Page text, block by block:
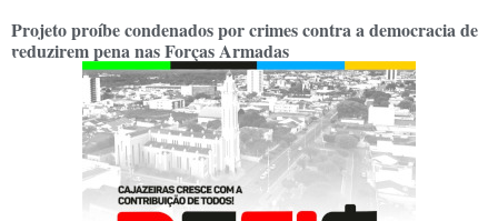
Projeto proíbe condenados por crimes contra a democracia de
reduzirem pena nas Forças Armadas